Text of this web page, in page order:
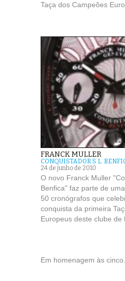
Taça dos Campeões
FRANCK MULLER
CONQUISTADOR S.L.
24 de junho de 2010
O novo Franck Muller
Benfica" faz parte de
50 cronógrafos que
conquista da primeira
Europeus deste clube de
Em homenagem às